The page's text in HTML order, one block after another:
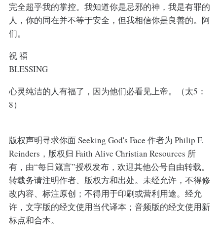
完全超乎我的掌控。我知道你是忌邪的神，我是有罪的
人，你的同在并不等于安全，但我相信你是良善的。阿
们。
祝 福
BLESSING
心灵纯洁的人有福了，因为他们必看见上帝。（太5：
8）
版权声明寻求你面 Seeking God's Face 作者为 Philip F.
Reinders，版权归 Faith Alive Christian Resources 所
有，由“每日箴言”授权发布，欢迎其他公号自由转载。
转载务请注明作者、版权方和出处。未经允许，不得修
改内容、标注原创；不得用于印刷或营利用途。经允
许，文字版的经文使用当代译本；音频版的经文使用新
标点和合本。